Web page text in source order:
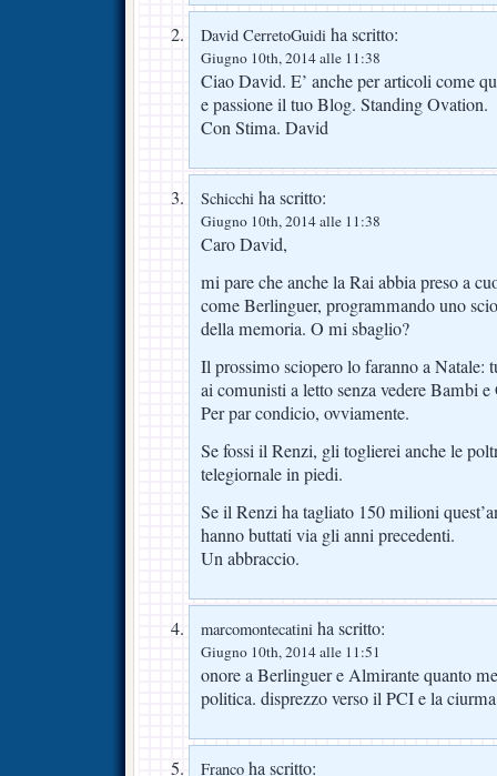
David CerretoGuidi ha scritto:
Giugno 10th, 2014 alle 11:38
Ciao David. E’ anche per articoli come
e passione il tuo Blog. Standing Ovation.
Con Stima. David
Schicchi ha scritto:
Giugno 10th, 2014 alle 11:38
Caro David,
mi pare che anche la Rai abbia preso a
come Berlinguer, programmando uno
della memoria. O mi sbaglio?
Il prossimo sciopero lo faranno a Natale:
ai comunisti a letto senza vedere Bambi
Per par condicio, ovviamente.
Se fossi il Renzi, gli toglierei anche le
telegiornale in piedi.
Se il Renzi ha tagliato 150 milioni
hanno buttati via gli anni precedenti.
Un abbraccio.
marcomontecatini ha scritto:
Giugno 10th, 2014 alle 11:51
onore a Berlinguer e Almirante quanto
politica. disprezzo verso il PCI e la
Franco ha scritto: